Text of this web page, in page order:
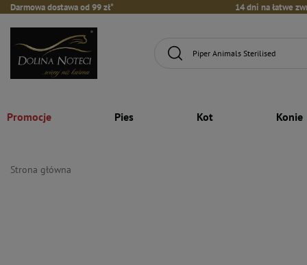
Darmowa dostawa od 99 zł* 14 dni na łatwe
Promocje Pies Kot Konie
Strona główna